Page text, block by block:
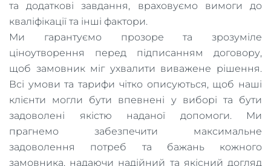
та додаткові завдання, враховуємо вимоги до
кваліфікації та інші фактори.
Ми гарантуємо прозоре та зрозуміле
ціноутворення перед підписанням договору,
щоб замовник міг ухвалити виважене рішення.
Всі умови та тарифи чітко описуються, щоб наші
клієнти могли бути впевнені у виборі та бути
задоволені якістю наданої допомоги. Ми
прагнемо забезпечити максимальне
задоволення потреб та бажань кожного
замовника, надаючи надійний та якісний догляд